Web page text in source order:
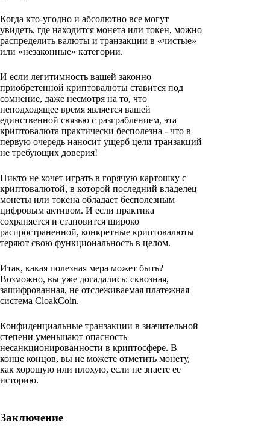
Когда кто-угодно и абсолютно все могут
увидеть, где находится монета или токен, можно
распределить валюты и транзакции в «чистые»
или «незаконные» категории.
И если легитимность вашей законно
приобретенной криптовалюты ставится под
сомнение, даже несмотря на то, что
неподходящее время является вашей
единственной связью с разграблением, эта
криптовалюта практически бесполезна - что в
первую очередь наносит ущерб цели транзакций
не требующих доверия!
Никто не хочет играть в горячую картошку с
криптовалютой, в которой последний владелец
монеты или токена обладает бесполезным
цифровым активом. И если практика
сохраняется и становится широко
распространенной, конкретные криптовалюты
теряют свою функциональность в целом.
Итак, какая полезная мера может быть?
Возможно, вы уже догадались: сквозная,
зашифрованная, не отслеживаемая платежная
система CloakCoin.
Конфиденциальные транзакции в значительной
степени уменьшают опасность
несанкционированности в криптосфере. В
конце концов, вы не можете отметить монету,
как хорошую или плохую, если не знаете ее
историю.
Заключение